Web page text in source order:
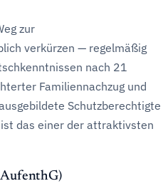
zur
verkürzen — regelmäßig
nach 21
Familiennachzug und
Schutzberechtigte
das einer der attraktivsten
AufenthG)